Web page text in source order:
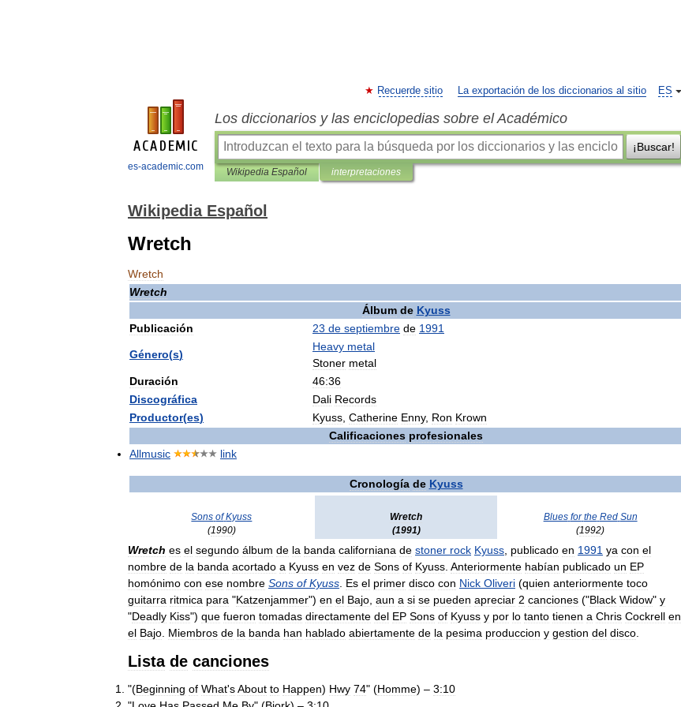
es-academic.com
ES
Recuerde sitio La exportación de los diccionarios al sitio
Los diccionarios y las enciclopedias sobre el Académico
¡Buscar!
Wikipedia Español interpretaciones
Wikipedia Español
Wretch
Wretch
Wretch
Álbum de Kyuss
Publicación
23 de septiembre de 1991
Género(s)
Heavy metal
Stoner metal
Duración
46:36
Discográfica
Dali Records
Productor(es) Kyuss Catherine Enny, Ron Krown
Calificaciones profesionales
Allmusic
link
Cronología de Kyuss
Sons of Kyuss
(1990)
Wretch
(1991)
Blues for the Red Sun
(1992)
Wretch es el segundo álbum de la banda californiana de stoner rock Kyuss publicado en 1991 ya con el
nombre de la banda acortado a Kyuss en vez de Sons of Kyuss Anteriormente habían publicado un EP
homónimo con ese nombre Sons of Kyuss Es el primer disco con Nick Oliveri (quien anteriormente toco
guitarra ritmica para "Katzenjammer") en el Bajo aun a si se pueden apreciar 2 canciones ("Black Widow" y
"Deadly Kiss") que fueron tomadas directamente del EP Sons of Kyuss y por lo tanto tienen a Chris Cockrell en
el Bajo Miembros de la banda han hablado abiertamente de la pesima produccion y gestion del disco
Lista de canciones
"(Beginning of What'sAbout to Happen) Hwy 74" (Homme) – 3:10